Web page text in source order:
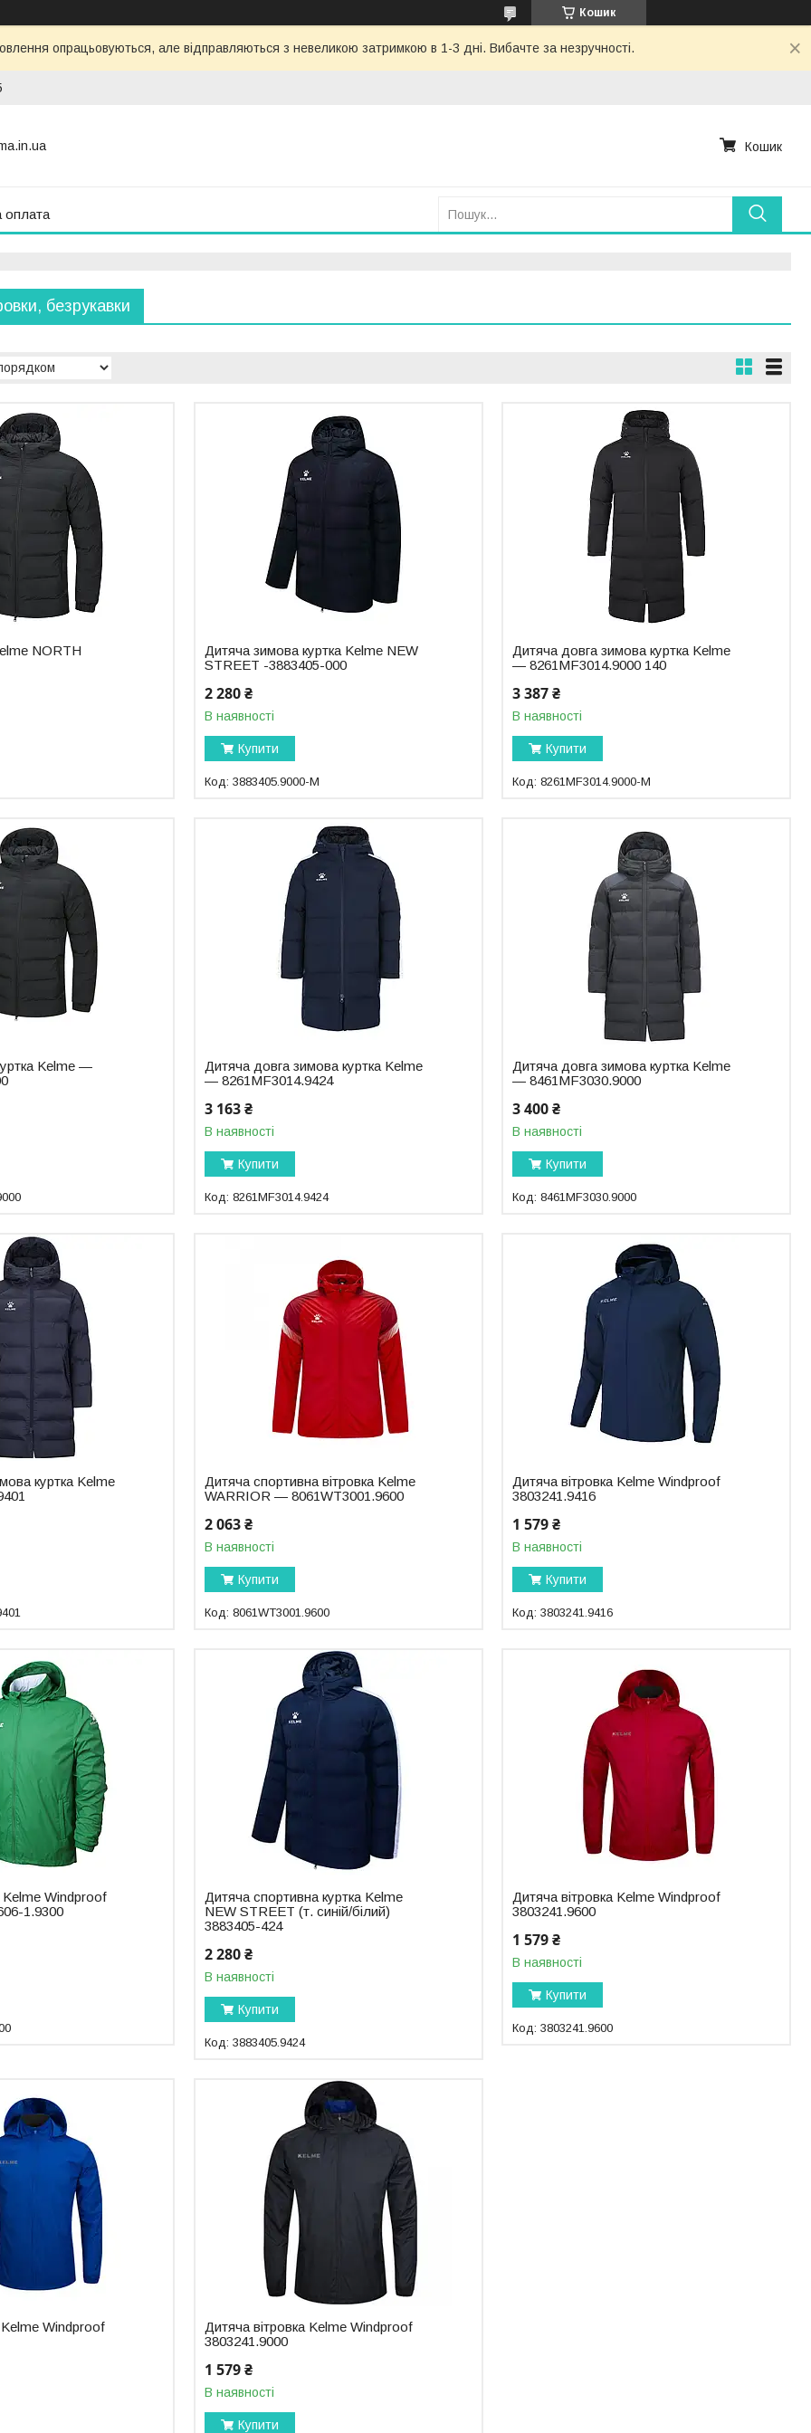
Кошик
опрацьовуються, але відправляються з невеликою затримкою в 1-3 дні. Вибачте за незручності.
Кошик
оплата
безрукавки
NORTH
Дитяча зимова куртка Kelme NEW
STREET -3883405-000
2 280 ₴
В наявності
Купити
3883405.9000-М
Дитяча довга зимова куртка Kelme
— 8261MF3014.9000 140
3 387 ₴
В наявності
Купити
8261MF3014.9000-М
Kelme —
Дитяча довга зимова куртка Kelme
— 8261MF3014.9424
3 163 ₴
В наявності
Купити
8261MF3014.9424
Дитяча довга зимова куртка Kelme
— 8461MF3030.9000
3 400 ₴
В наявності
Купити
8461MF3030.9000
куртка Kelme
Дитяча спортивна вітровка Kelme
WARRIOR — 8061WT3001.9600
2 063 ₴
В наявності
Купити
8061WT3001.9600
Дитяча вітровка Kelme Windproof
3803241.9416
1 579 ₴
В наявності
Купити
3803241.9416
Kelme Windproof
1.9300
Дитяча спортивна куртка Kelme
NEW STREET (т. синій/білий)
3883405-424
2 280 ₴
В наявності
Купити
3883405.9424
Дитяча вітровка Kelme Windproof
3803241.9600
1 579 ₴
В наявності
Купити
3803241.9600
Kelme Windproof
Дитяча вітровка Kelme Windproof
3803241.9000
1 579 ₴
В наявності
Купити